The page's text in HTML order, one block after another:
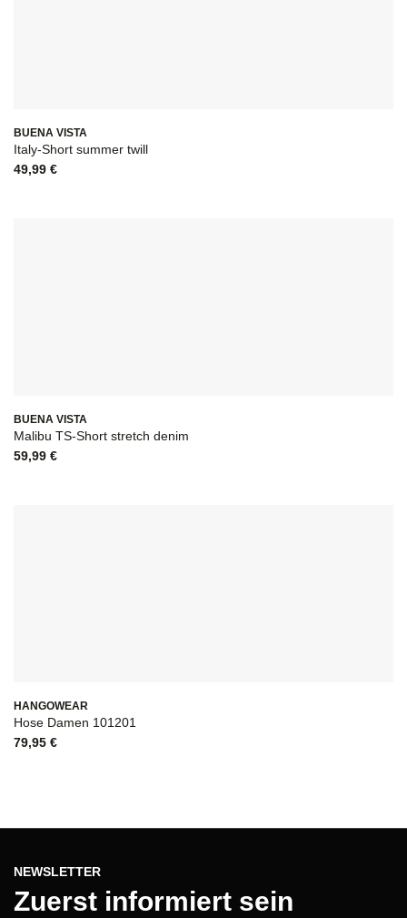
BUENA VISTA
Italy-Short summer twill
49,99 €
BUENA VISTA
Malibu TS-Short stretch denim
59,99 €
HANGOWEAR
Hose Damen 101201
79,95 €
NEWSLETTER
Zuerst informiert sein